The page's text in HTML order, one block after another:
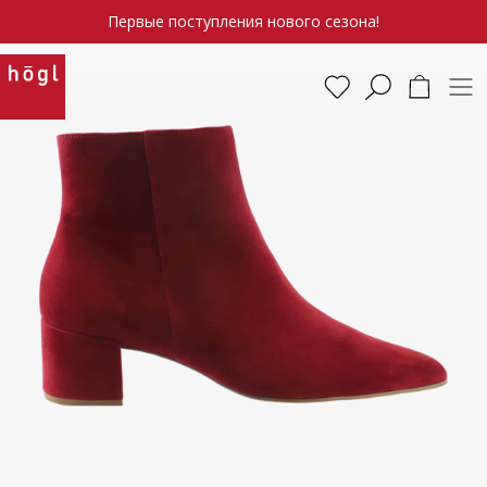
Первые поступления нового сезона!